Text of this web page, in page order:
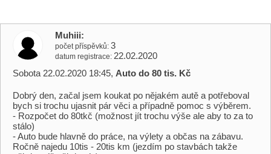
Muhiii
počet příspěvků 3
datum registrace 22.02.2020
Sobota 22.02.2020 18:45, Auto do 80 tis. Kč
Dobrý den, začal jsem koukat po nějakém autě a potřeboval
bych si trochu ujasnit pár věci a případně pomoc s výběrem.
- Rozpočet do 80tkč (možnost jít trochu výše ale aby to za to
stálo)
- Auto bude hlavně do práce, na výlety a občas na zábavu.
Ročně najedu 10tis - 20tis km (jezdím po stavbách takže